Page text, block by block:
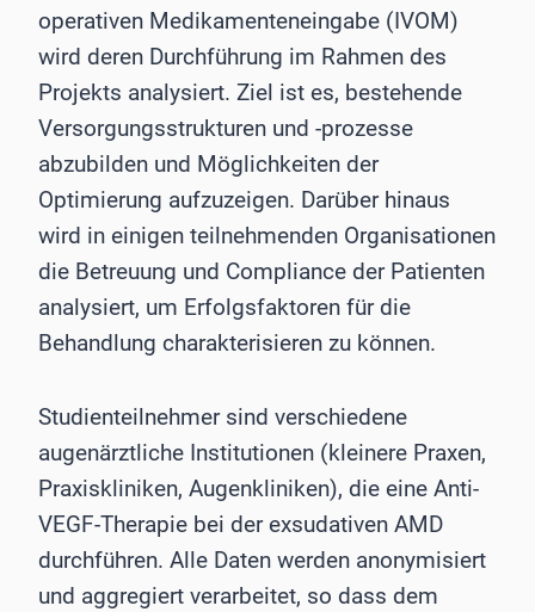
operativen Medikamenteneingabe (IVOM)
wird deren Durchführung im Rahmen des
Projekts analysiert. Ziel ist es, bestehende
Versorgungsstrukturen und -prozesse
abzubilden und Möglichkeiten der
Optimierung aufzuzeigen. Darüber hinaus
wird in einigen teilnehmenden Organisationen
die Betreuung und Compliance der Patienten
analysiert, um Erfolgsfaktoren für die
Behandlung charakterisieren zu können.
Studienteilnehmer sind verschiedene
augenärztliche Institutionen (kleinere Praxen,
Praxiskliniken, Augenkliniken), die eine Anti-
VEGF-Therapie bei der exsudativen AMD
durchführen. Alle Daten werden anonymisiert
und aggregiert verarbeitet, so dass dem